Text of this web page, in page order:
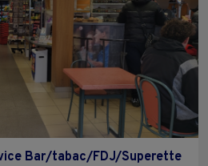
Bar/tabac/FDJ/Superette